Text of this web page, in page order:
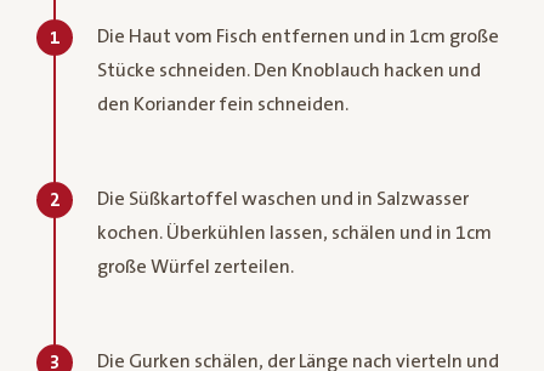
1
Die Haut vom Fisch entfernen und in 1cm große
Stücke schneiden. Den Knoblauch hacken und
den Koriander fein schneiden.
2
Die Süßkartoffel waschen und in Salzwasser
kochen. Überkühlen lassen, schälen und in 1cm
große Würfel zerteilen.
3 Die Gurken schälen, der Länge nach vierteln und